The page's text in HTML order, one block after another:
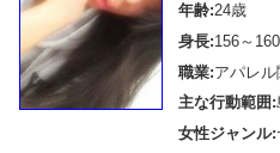
年齢:24歳
身長:156～160
職業:アパレル
主な行動範囲:
女性ジャンル: